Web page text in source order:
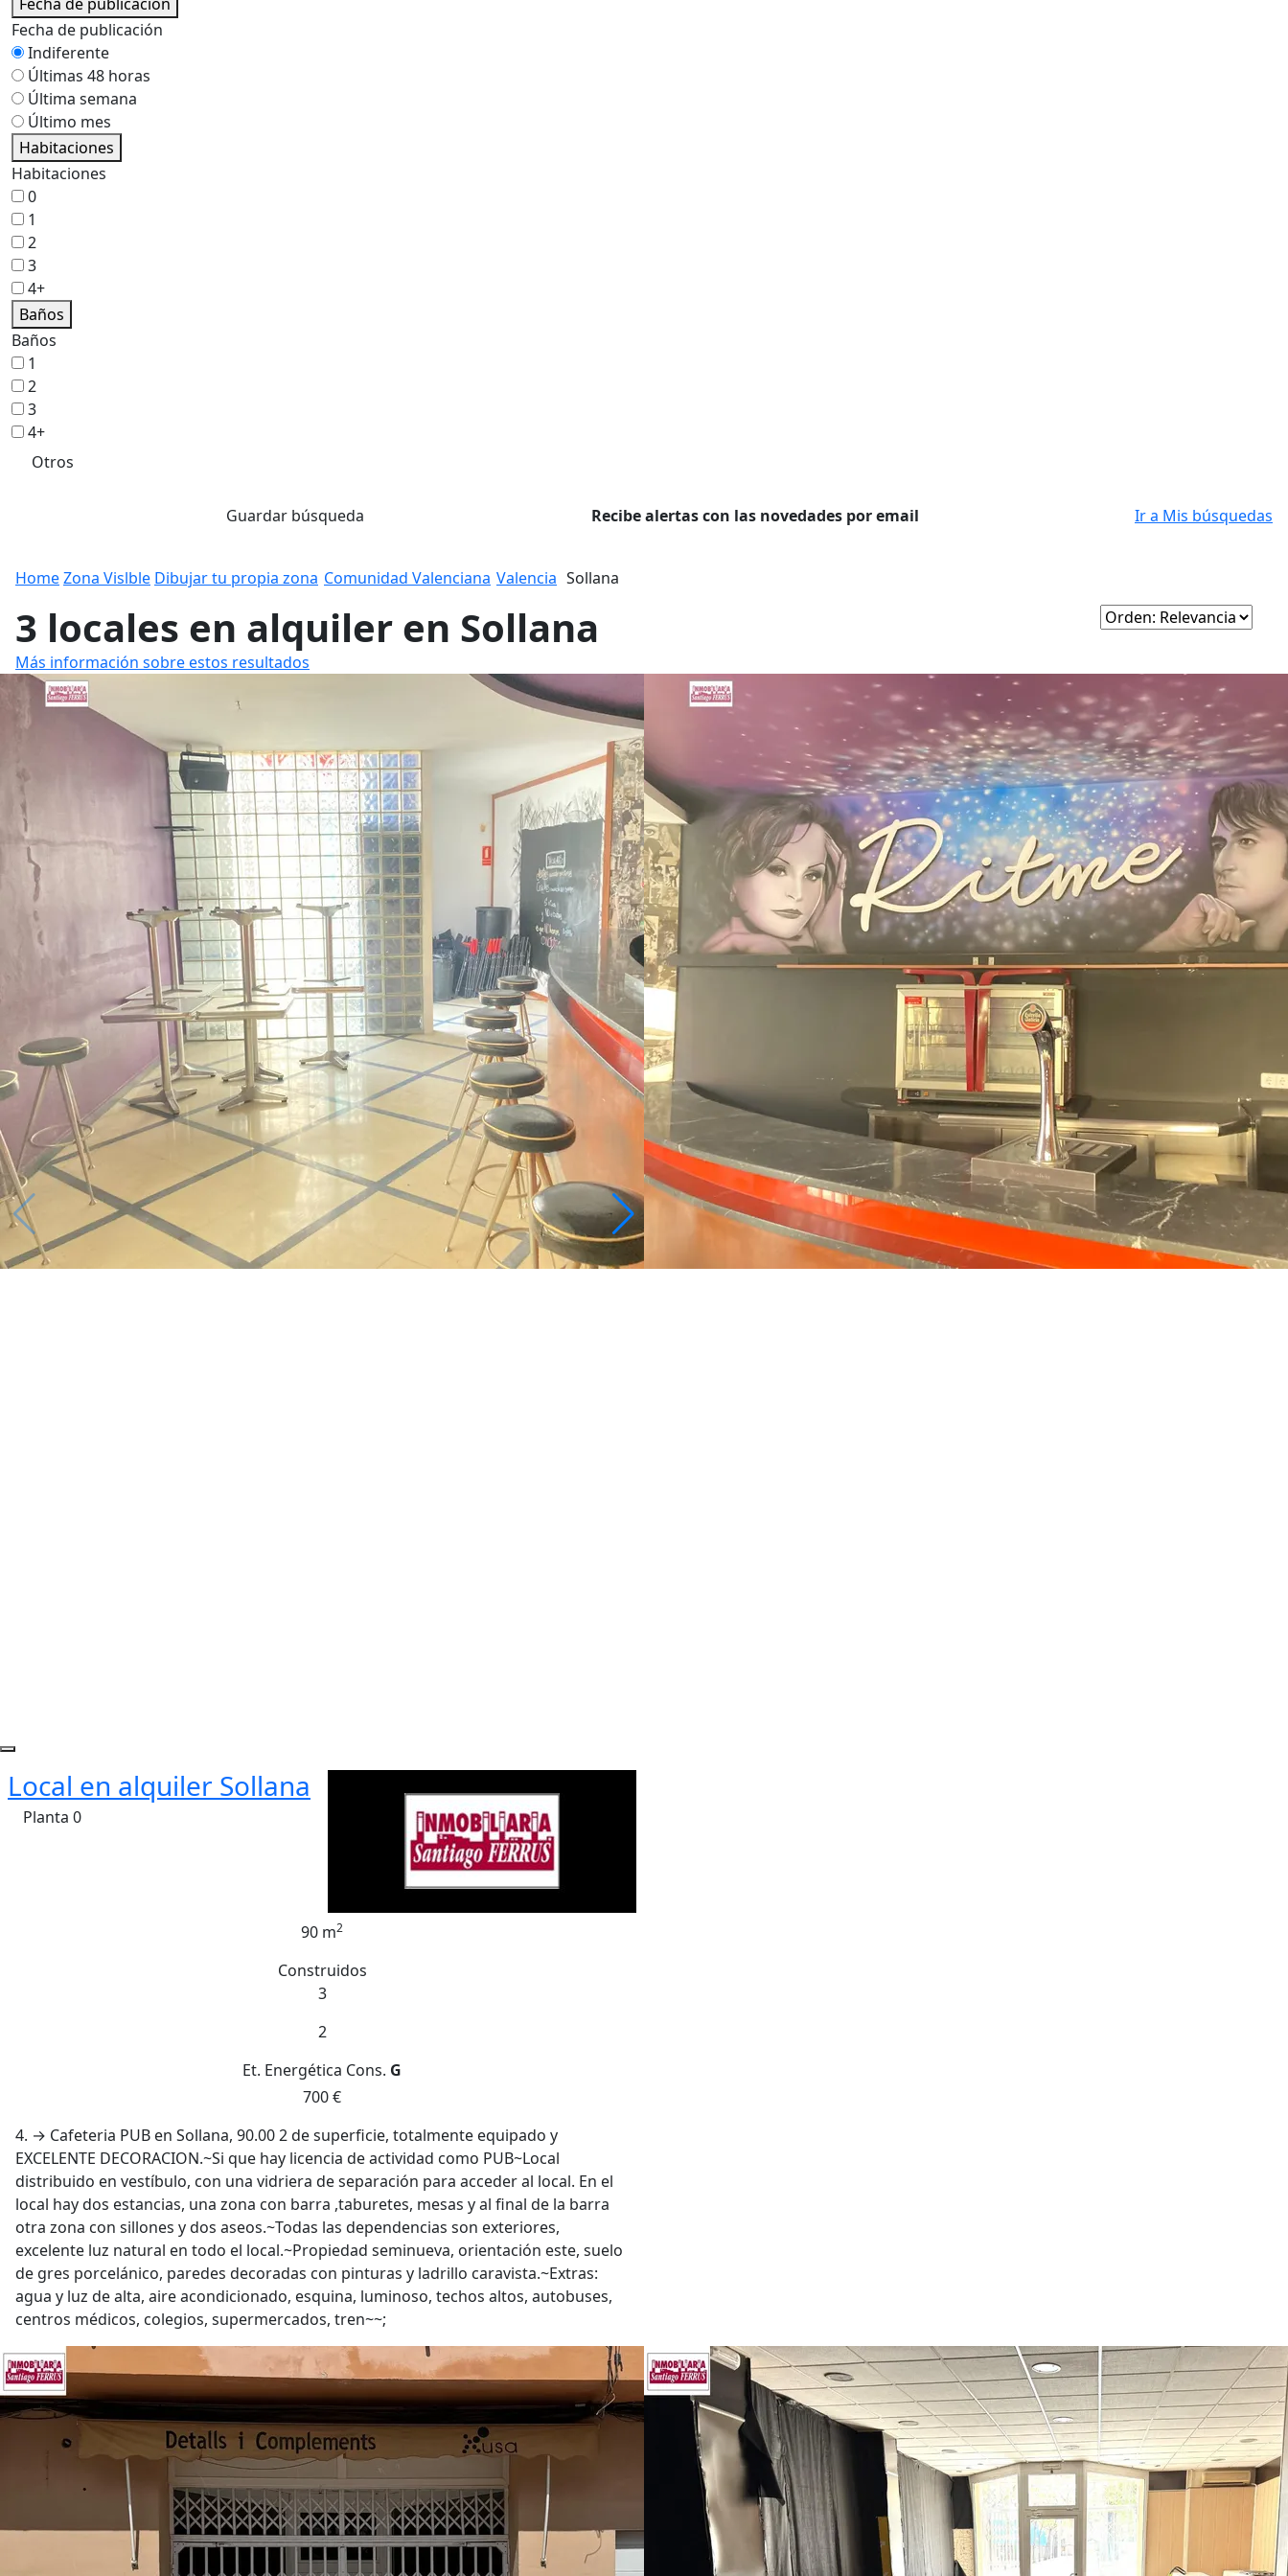
Fecha de publicación
Indiferente
Últimas 48 horas
Última semana
Último mes
Habitaciones
Habitaciones
0
1
2
3
4+
Baños
Baños
1
2
3
4+
Otros
Guardar búsqueda Recibe alertas con las novedades por email Ir a Mis búsquedas
HomeZona Vislble Dibujar tu propia zona Comunidad Valenciana Valencia Sollana
3 locales en alquiler en Sollana
Más información sobre estos resultados
Local en alquiler Sollana
Planta 0
90 m2
Construidos
3
2
Et. Energética Cons. G
700 €
4. → Cafeteria PUB en Sollana, 90.00 2 de superficie, totalmente equipado y
EXCELENTE DECORACION.~Si que hay licencia de actividad como PUB~Local
distribuido en vestíbulo, con una vidriera de separación para acceder al local. En el
local hay dos estancias, una zona con barra ,taburetes, mesas y al final de la barra
otra zona con sillones y dos aseos.~Todas las dependencias son exteriores,
excelente luz natural en todo el local.~Propiedad seminueva, orientación este, suelo
de gres porcelánico, paredes decoradas con pinturas y ladrillo caravista.~Extras:
agua y luz de alta, aire acondicionado, esquina, luminoso, techos altos, autobuses,
centros médicos, colegios, supermercados, tren~~;